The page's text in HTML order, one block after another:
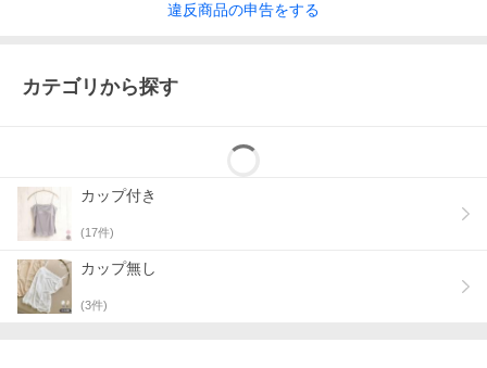
オーガニックコットンにストレッチを効かせた生地でとっ
ルクだから、滑らかな肌当たりで敏感肌の方にも優しい肌
触りです。
違反商品の申告をする
カテゴリから探す
カップ付き
(17件)
カップ無し
(3件)